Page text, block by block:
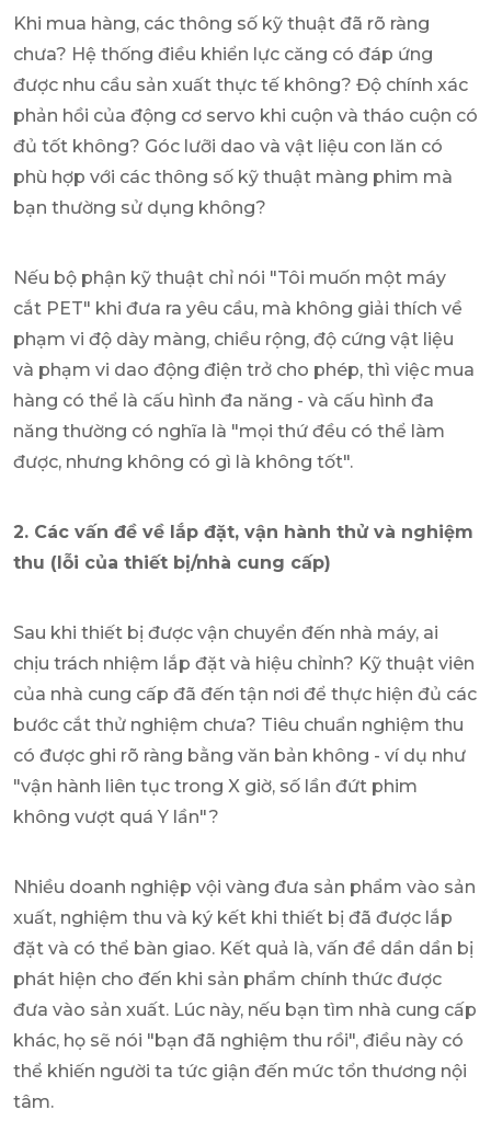
Khi mua hàng, các thông số kỹ thuật đã rõ ràng
chưa? Hệ thống điều khiển lực căng có đáp ứng
được nhu cầu sản xuất thực tế không? Độ chính xác
phản hồi của động cơ servo khi cuộn và tháo cuộn có
đủ tốt không? Góc lưỡi dao và vật liệu con lăn có
phù hợp với các thông số kỹ thuật màng phim mà
bạn thường sử dụng không?
Nếu bộ phận kỹ thuật chỉ nói "Tôi muốn một máy
cắt PET" khi đưa ra yêu cầu, mà không giải thích về
phạm vi độ dày màng, chiều rộng, độ cứng vật liệu
và phạm vi dao động điện trở cho phép, thì việc mua
hàng có thể là cấu hình đa năng - và cấu hình đa
năng thường có nghĩa là "mọi thứ đều có thể làm
được, nhưng không có gì là không tốt".
2. Các vấn đề về lắp đặt, vận hành thử và nghiệm
thu (lỗi của thiết bị/nhà cung cấp)
Sau khi thiết bị được vận chuyển đến nhà máy, ai
chịu trách nhiệm lắp đặt và hiệu chỉnh? Kỹ thuật viên
của nhà cung cấp đã đến tận nơi để thực hiện đủ các
bước cắt thử nghiệm chưa? Tiêu chuẩn nghiệm thu
có được ghi rõ ràng bằng văn bản không - ví dụ như
"vận hành liên tục trong X giờ, số lần đứt phim
không vượt quá Y lần"?
Nhiều doanh nghiệp vội vàng đưa sản phẩm vào sản
xuất, nghiệm thu và ký kết khi thiết bị đã được lắp
đặt và có thể bàn giao. Kết quả là, vấn đề dần dần bị
phát hiện cho đến khi sản phẩm chính thức được
đưa vào sản xuất. Lúc này, nếu bạn tìm nhà cung cấp
khác, họ sẽ nói "bạn đã nghiệm thu rồi", điều này có
thể khiến người ta tức giận đến mức tổn thương nội
tâm.